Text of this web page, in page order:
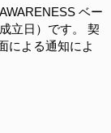
ベー
立日）です。 契
による通知によ